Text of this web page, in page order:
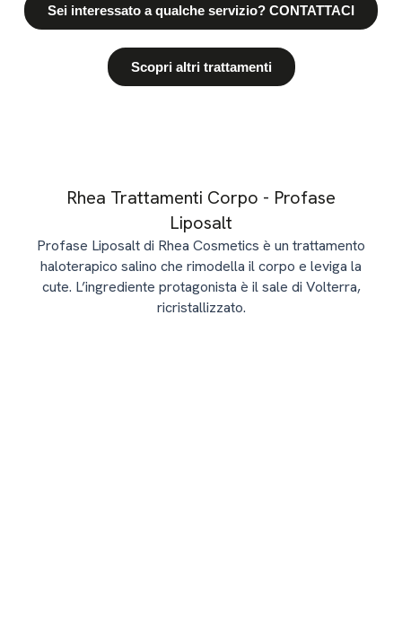
Sei interessato a qualche servizio? CONTATTACI
Scopri altri trattamenti
Rhea Trattamenti Corpo - Profase
Liposalt
Profase Liposalt di Rhea Cosmetics è un trattamento
haloterapico salino che rimodella il corpo e leviga la
cute. L’ingrediente protagonista è il sale di Volterra,
ricristallizzato.